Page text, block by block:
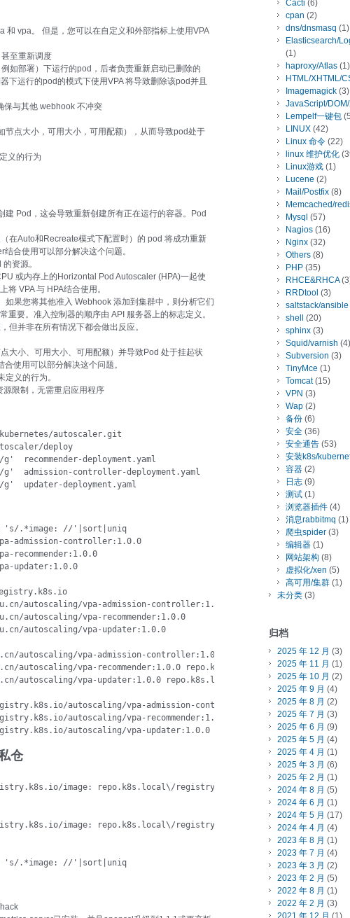
和 vpa。 但是，您可以在自定义和外部指标上使用VPA
至重新调度
如部署）下运行的pod，后者负责重新启动已删除的
下运行的pod的模式下使用VPA 将导致删除该pod并且
保与其他 webhook 不冲突
节点大小，可用大小，可用配额），从而导致pod处于
义的行为
建 Pod，这会导致重新创建所有正在运行的容器。Pod
在Auto和Recreate模式下配置时）的 pod 将成功重新
合使用可以部分解决这个问题。
资源。
或内存上的Horizontal Pod Autoscaler (HPA)一起使
将 VPA 与 HPA结合使用。
如果您将其他准入 Webhook 添加到集群中，则分析它们
重要。准入控制器的顺序由 API 服务器上的标志定义。
但并非在所有情况下都会做出反应。
大小、可用大小、可用配额）并导致Pod 处于挂起状
使用可以部分解决这个问题。
义的行为。
限制，无需重启应用程序
autoscaler.git
deploy
recommender-deployment.yaml
admission-controller-deployment.yaml
updater-deployment.yaml
e 's/.*image: //'|sort|uniq
admission-controller:1.0.0
recommender:1.0.0
updater:1.0.0
autoscaling/vpa-admission-controller:1.0.0
autoscaling/vpa-recommender:1.0.0
autoscaling/vpa-updater:1.0.0
autoscaling/vpa-admission-controller:1.0.0 repo.k8s.local/
autoscaling/vpa-recommender:1.0.0 repo.k8s.local/registry.k8s.io/
autoscaling/vpa-updater:1.0.0 repo.k8s.local/registry.k8s.io/
autoscaling/vpa-admission-controller:1.0.0
autoscaling/vpa-recommender:1.0.0
autoscaling/vpa-updater:1.0.0
仓
image: repo.k8s.local\/registry.k8s.io/p}" *.yaml
image: repo.k8s.local\/registry.k8s.io/}" *.yaml
e 's/.*image: //'|sort|uniq
Cacti (6)
cpan (2)
dns/dnsmasq (1)
Elasticsearch/
(1)
haproxy/Atlas (1)
HTML/XHTML/
Imagemagick (3)
JavaScript/
Lempelf一键包
LINUX (42)
Linux 命令 (22)
linux 维护优化
Linux游戏 (1)
Lucene (2)
Mail/Postfix (8)
Memcached/
Mysql (57)
Nagios (16)
Nginx (32)
Others (8)
PHP (35)
RHCE&RHCA
RRDtool (3)
saltstack/ansible
shell
(20)
sphinx (3)
Squid/varnish (4)
Subversion (3)
TinyMce (1)
Tomcat(15)
VPN (3)
Wap (2)
备份 (6)
安全 (36)
安全通告 (53)
安装k8s/
容器 (2)
日志 (9)
测试 (1)
浏览器插件 (4)
消息rabbitmq (1)
爬虫spider (3)
编辑器 (1)
网站架构 (8)
虚拟化/xen (5)
高可用/集群 (1)
未分类 (3)
归档
2025 年 12 月 (3)
2025 年 11 月 (1)
2025 年 10 月 (2)
2025 年 9 月 (4)
2025 年 8 月 (2)
2025 年 7 月 (3)
2025 年 6 月 (9)
2025 年 5 月 (4)
2025 年 4 月 (1)
2025 年 3 月 (6)
2025 年 2 月 (1)
2024 年 8 月 (5)
2024 年 6 月 (1)
2024 年 5 月 (17)
2024 年 4 月 (4)
2023 年 8 月 (1)
2023 年 7 月 (4)
2023 年 3 月 (2)
2023 年 2 月 (5)
2022 年 8 月 (1)
2022 年 2 月 (3)